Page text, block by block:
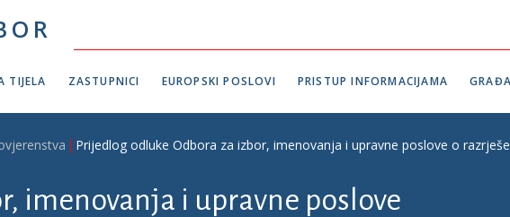
TIJELA ZASTUPNICI EUROPSKI POSLOVI PRISTUP INFORMACIJAMA
Prijedlog odluke Odbora za izbor, imenovanja i upravne poslove o
imenovanja i upravne poslove